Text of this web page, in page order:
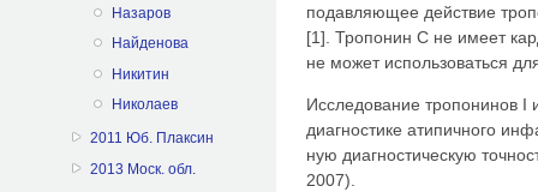
Назаров
Найденова
Никитин
Николаев
2011 Юб. Плаксин
2013 Моск. обл.
подавляющее действие
[1]. Тропонин С не имеет
не может использоваться
Исследование тропонинов I
диагностике атипичного
ную диагностическую
2007).